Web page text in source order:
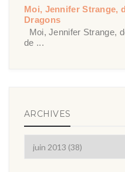
Moi, Jennifer Strange,
Dragons
Moi, Jennifer Strange,
de ...
ARCHIVES